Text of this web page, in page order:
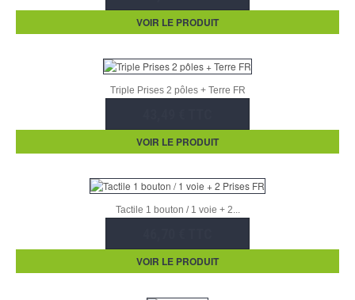
VOIR LE PRODUIT
Triple Prises 2 pôles + Terre FR
VOIR LE PRODUIT
Tactile 1 bouton / 1 voie + 2...
VOIR LE PRODUIT